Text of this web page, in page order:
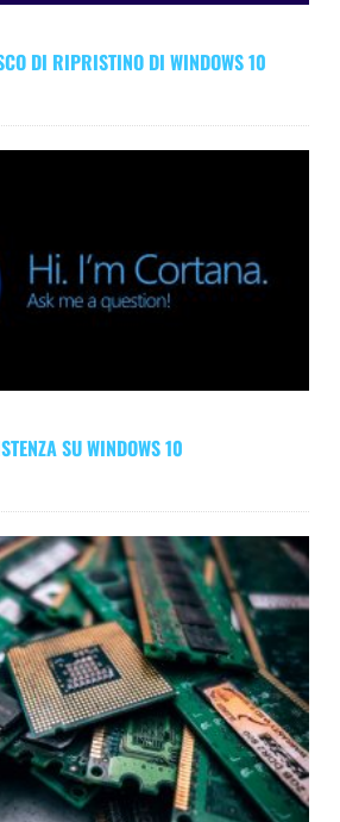
DI RIPRISTINO DI WINDOWS 10
SU WINDOWS 10